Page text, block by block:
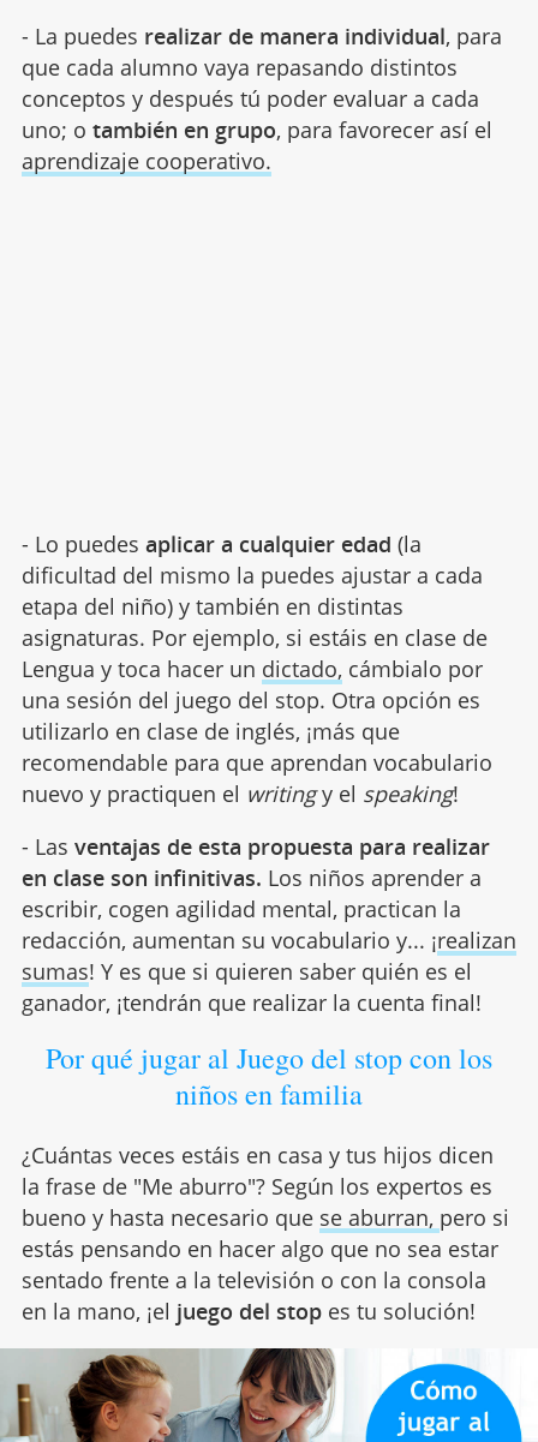
- La puedes realizar de manera individual, para
que cada alumno vaya repasando distintos
conceptos y después tú poder evaluar a cada
uno; o también en grupo, para favorecer así el
aprendizaje cooperativo.
- Lo puedes aplicar a cualquier edad (la
dificultad del mismo la puedes ajustar a cada
etapa del niño) y también en distintas
asignaturas. Por ejemplo, si estáis en clase de
Lengua y toca hacer un dictado, cámbialo por
una sesión del juego del stop. Otra opción es
utilizarlo en clase de inglés, ¡más que
recomendable para que aprendan vocabulario
nuevo y practiquen el writingy el speaking!
- Las ventajas de esta propuesta para realizar
en clase son infinitivas. Los niños aprender a
escribir, cogen agilidad mental, practican la
redacción, aumentan su vocabulario y... ¡realizan
sumas! Y es que si quieren saber quién es el
ganador, ¡tendrán que realizar la cuenta final!
Por qué jugar al Juego del stop con los
niños en familia
¿Cuántas veces estáis en casa y tus hijos dicen
la frase de "Me aburro"? Según los expertos es
bueno y hasta necesario que se aburran, pero si
estás pensando en hacer algo que no sea estar
sentado frente a la televisión o con la consola
en la mano, ¡el juego del stopes tu solución!